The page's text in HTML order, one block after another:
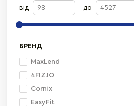
від до
БРЕНД
MaxLend
4FIZJO
Cornix
EasyFit